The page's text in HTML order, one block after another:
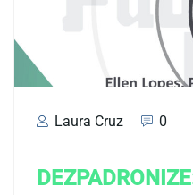
Laura Cruz 0